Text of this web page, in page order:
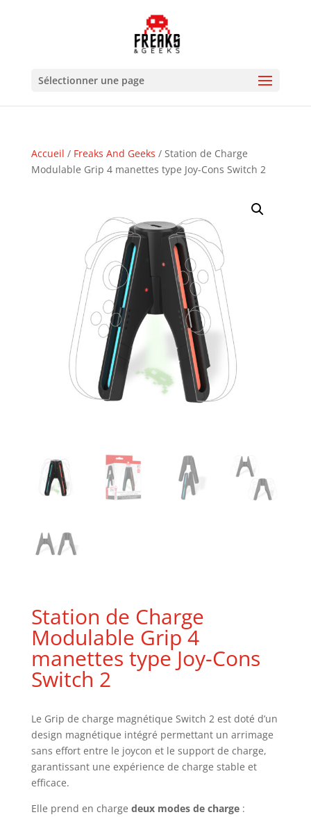
Sélectionner une page
Accueil / Freaks And Geeks / Station de Charge
Modulable Grip 4 manettes type Joy-Cons Switch 2
Station de Charge
Modulable Grip 4
manettes type Joy-Cons
Switch 2
Le Grip de charge magnétique Switch 2 est doté d’un
design magnétique intégré permettant un arrimage
sans effort entre le joycon et le support de charge,
garantissant une expérience de charge stable et
efficace.
Elle prend en charge deux modes de charge: